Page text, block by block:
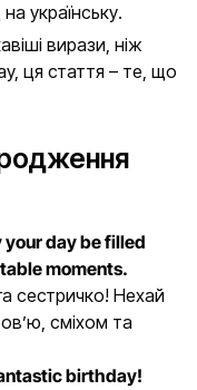
українську.
вирази, ніж
ця стаття – те, що
day be filled
moments.
сестричко! Нехай
сміхом та
birthday!